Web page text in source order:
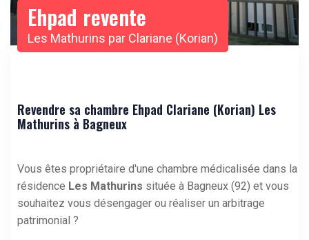
Ehpad revente
Les Mathurins par Clariane (Korian)
Revendre sa chambre Ehpad Clariane (Korian) Les
Mathurins à Bagneux
Vous êtes propriétaire d'une chambre médicalisée dans la
résidence Les Mathurins située à Bagneux (92) et vous
souhaitez vous désengager ou réaliser un arbitrage
patrimonial ?